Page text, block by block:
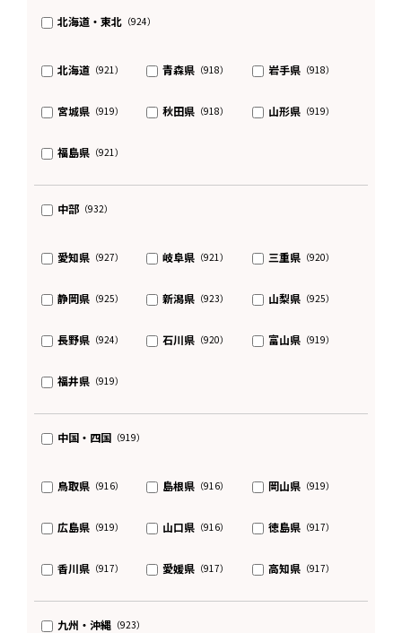
北海道・東北（924）
北海道（921） 青森県 （918） 岩手県 （918）
宮城県（919） 秋田県 （918） 山形県 （919）
福島県（921）
中部（932）
愛知県（927） 岐阜県 （921） 三重県 （920）
静岡県（925） 新潟県 （923） 山梨県 （925）
長野県（924） 石川県 （920） 富山県 （919）
福井県（919）
中国・四国（919）
鳥取県（916） 島根県 （916） 岡山県 （919）
広島県（919） 山口県 （916） 徳島県 （917）
香川県（917） 愛媛県 （917） 高知県 （917）
九州・沖縄（923）